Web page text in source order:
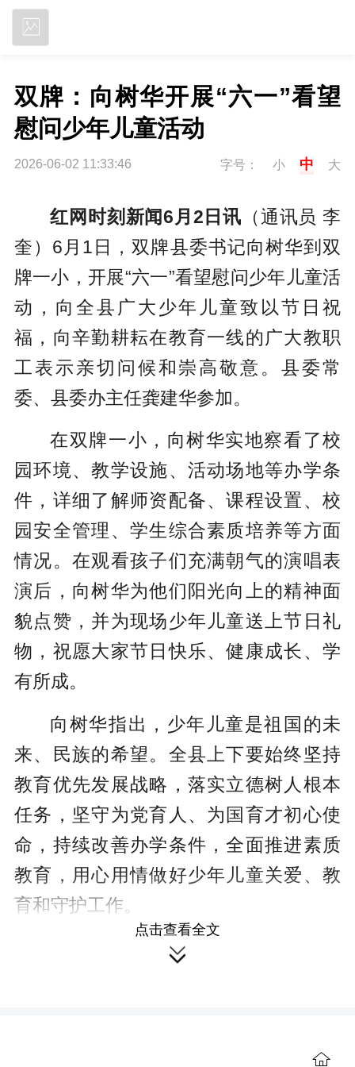
双牌：向树华开展“六一”看望
慰问少年儿童活动
2026-06-02 11:33:46 字号： 小 中 大
红网时刻新闻6月2日讯 （通讯员 李
奎）6月1日，双牌县委书记向树华到双
牌一小，开展“六一”看望慰问少年儿童活
动，向全县广大少年儿童致以节日祝
福，向辛勤耕耘在教育一线的广大教职
工表示亲切问候和崇高敬意。县委常
委、县委办主任龚建华参加。
在双牌一小，向树华实地察看了校
园环境、教学设施、活动场地等办学条
件，详细了解师资配备、课程设置、校
园安全管理、学生综合素质培养等方面
情况。在观看孩子们充满朝气的演唱表
演后，向树华为他们阳光向上的精神面
貌点赞，并为现场少年儿童送上节日礼
物，祝愿大家节日快乐、健康成长、学
有所成。
向树华指出，少年儿童是祖国的未
来、民族的希望。全县上下要始终坚持
教育优先发展战略，落实立德树人根本
任务，坚守为党育人、为国育才初心使
命，持续改善办学条件，全面推进素质
教育，用心用情做好少年儿童关爱、教
育和守护工作。
向树华要求，要创新教育方式方
点击查看全文
